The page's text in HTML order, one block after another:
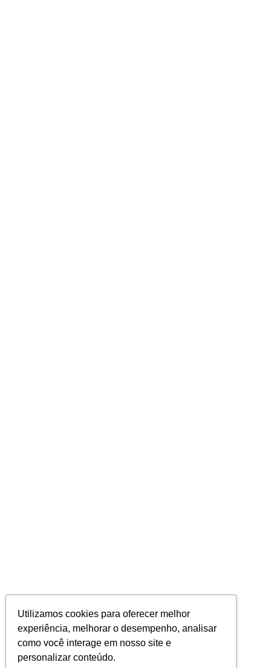
Utilizamos cookies para oferecer melhor
experiência, melhorar o desempenho, analisar
como você interage em nosso site e
personalizar conteúdo.